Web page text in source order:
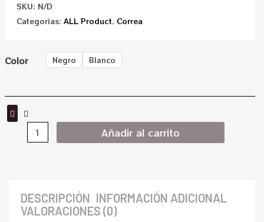
SKU: N/D
Categorías: ALL Product, Correa
Color Negro Blanco
Añadir al carrito
DESCRIPCIÓN INFORMACIÓN ADICIONAL
VALORACIONES (0)